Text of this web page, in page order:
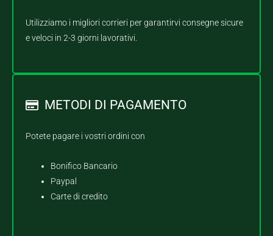
Utilizziamo i migliori corrieri per garantirvi consegne sicure
e veloci in 2-3 giorni lavorativi.
METODI DI PAGAMENTO
Potete pagare i vostri ordini con
Bonifico Bancario
Paypal
Carte di credito